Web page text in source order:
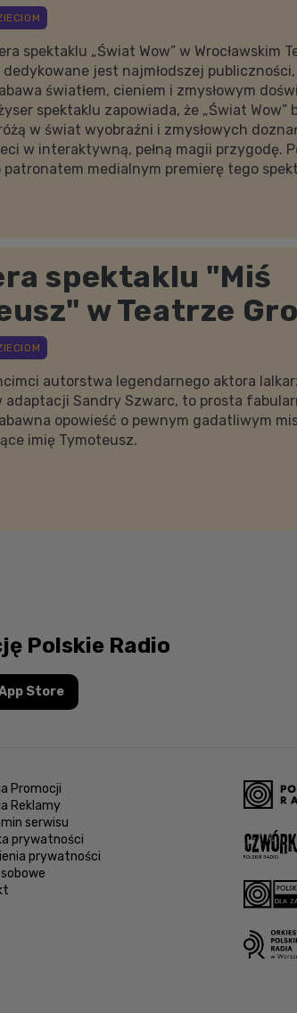
spektaklu „Świat Wow” w Wrocławskim
jest najmłodszej publiczności,
światłem, cieniem i zmysłowym
spektaklu zapowiada, że „Świat Wow”
w świat wyobraźni i zmysłowych
w interaktywną, pełną magii przygodę.
patronatem medialnym premierę tego
spektaklu "Miś
w Teatrze
autorstwa legendarnego aktora
adaptacji Sandry Szwarc, to prosta
opowieść o pewnym gadatliwym
imię Tymoteusz.
Polskie Radio
Store
Promocji
Reklamy
serwisu
prywatności
prywatności